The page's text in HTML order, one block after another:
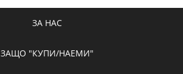
ЗА НАС
ЗАЩО "КУПИ/НАЕМИ"